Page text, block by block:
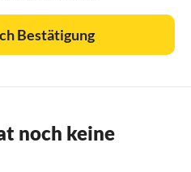
Bestätigung
noch keine